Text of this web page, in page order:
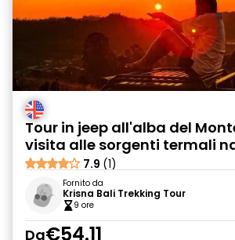
Tour in jeep all'alba del
visita alle sorgenti termali
7.9 (1)
Fornito da
Krisna Bali Trekking Tour
9 ore
Da€54.11